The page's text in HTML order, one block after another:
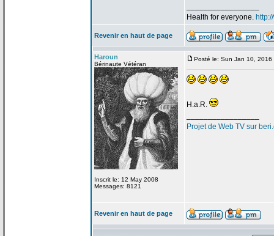
Health for everyone.
Revenir en haut de page
Haroun
Bérinaute Vétéran
Inscrit le: 12 May 2008
Messages: 8121
Posté le: Sun Jan 10, 2016
H.a.R.
Projet de Web TV sur
Revenir en haut de page